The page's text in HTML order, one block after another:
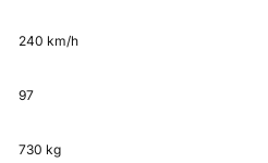
240 km/h
97
730 kg